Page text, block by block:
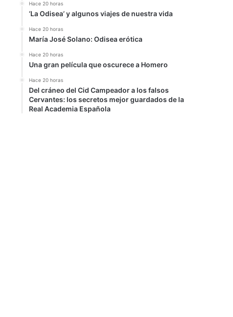
Hace 20 horas
‘La Odisea’ y algunos viajes de nuestra vida
Hace 20 horas
María José Solano: Odisea erótica
Hace 20 horas
Una gran película que oscurece a Homero
Hace 20 horas
Del cráneo del Cid Campeador a los falsos
Cervantes: los secretos mejor guardados de la
Real Academia Española